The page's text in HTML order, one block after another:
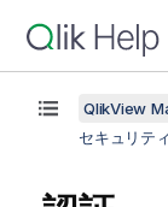
QlikView
セキュリティ